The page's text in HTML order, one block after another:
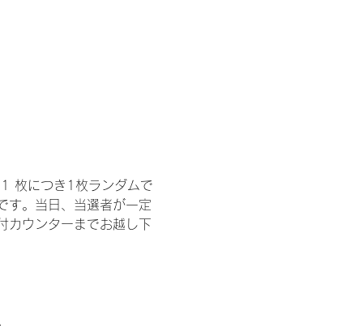
枚につき1枚ランダムで
す。当日、当選者が一定
カウンターまでお越し下